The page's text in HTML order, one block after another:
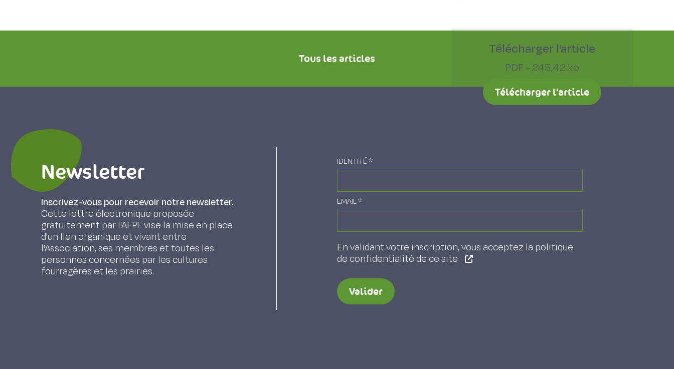
Télécharger l'article
PDF - 245,42 ko
Télécharger l'article
Tous les articles
Newsletter
Inscrivez-vous pour recevoir notre newsletter.
Cette lettre électronique proposée
gratuitement par l'AFPF vise la mise en place
d'un lien organique et vivant entre
l'Association, ses membres et toutes les
personnes concernées par les cultures
fourragères et les prairies.
IDENTITÉ*
EMAIL*
En validant votre inscription, vous acceptez la politique
de confidentialité de ce site
Valider